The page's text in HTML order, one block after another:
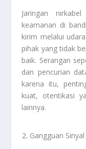
Jaringan
keamanan di
kirim melalui
pihak yang tidak
baik. Serangan
dan pencurian
karena itu,
kuat, otentikasi
lainnya.
Gangguan Sinyal